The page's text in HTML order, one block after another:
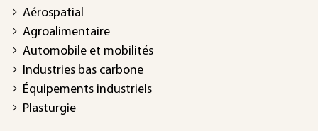
Aérospatial
Agroalimentaire
Automobile et mobilités
Industries bas carbone
Équipements industriels
Plasturgie